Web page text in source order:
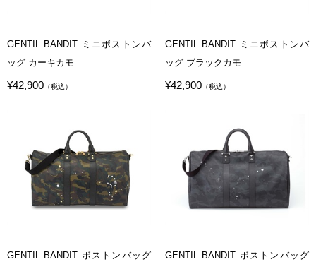
GENTIL BANDIT ミニボストンバ
ッグ カーキカモ
¥42,900 （税込）
GENTIL BANDIT ミニボストンバ
ッグ ブラックカモ
¥42,900 （税込）
GENTIL BANDIT ボストンバッグ
GENTIL BANDIT ボストンバッグ